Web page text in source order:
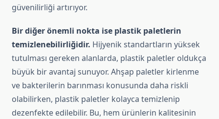
güvenilirliği artırıyor.
Bir diğer önemli nokta ise plastik paletlerin
temizlenebilirliğidir. Hijyenik standartların yüksek
tutulması gereken alanlarda, plastik paletler oldukça
büyük bir avantaj sunuyor. Ahşap paletler kirlenme
ve bakterilerin barınması konusunda daha riskli
olabilirken, plastik paletler kolayca temizlenip
dezenfekte edilebilir. Bu, hem ürünlerin kalitesinin